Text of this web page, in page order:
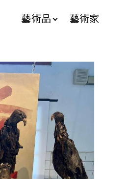
藝術品 藝術家